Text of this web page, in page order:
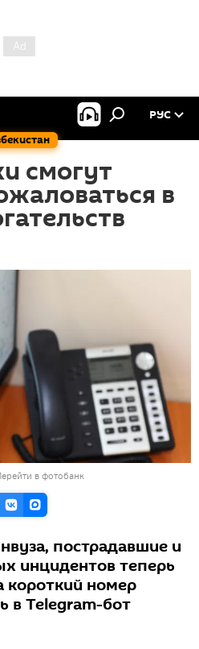
РУС
смогут
в
в фотобанк
пострадавшие и
инцидентов теперь
короткий номер
в Telegram-бот